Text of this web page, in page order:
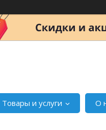
Товары и услуги О